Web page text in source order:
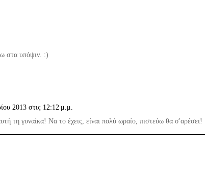
στα υπόψιν. :)
2013 στις 12:12 μ.μ.
τη γυναίκα! Να το έχεις, είναι πολύ ωραίο, πιστεύω θα σ'αρέσει!